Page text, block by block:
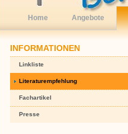
Home Angebote
INFORMATIONEN
Linkliste
Literaturempfehlung
Fachartikel
Presse